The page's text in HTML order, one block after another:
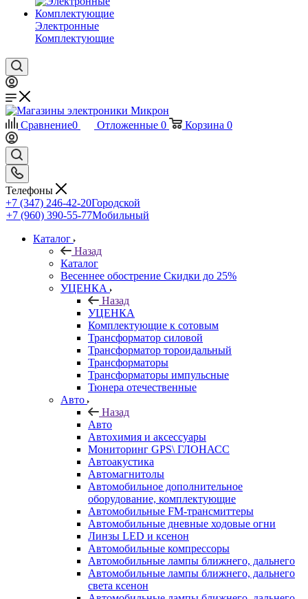
Электронные
Комплектующие
Сравнение0 Отложенные 0 Корзина 0
Телефоны
+7 (347) 246-42-20Городской
+7 (960) 390-55-77Мобильный
Каталог
Назад
Каталог
Весеннее обострение Скидки до 25%
УЦЕНКА
Назад
УЦЕНКА
Комплектующие к сотовым
Трансформатор силовой
Трансформатор тороидальный
Трансформаторы
Трансформаторы импульсные
Тюнера отечественные
Авто
Назад
Авто
Автохимия и аксессуары
Мониторинг GPS\ ГЛОНАСС
Автоакустика
Автомагнитолы
Автомобильное дополнительное
оборудование, комплектующие
Автомобильные FM-трансмиттеры
Автомобильные дневные ходовые огни
Линзы LED и ксенон
Автомобильные компрессоры
Автомобильные лампы ближнего, дальнего
Автомобильные лампы ближнего, дальнего
света ксенон